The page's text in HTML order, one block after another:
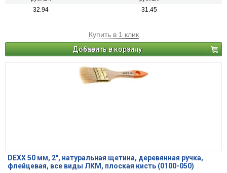
32.94 31.45
Купить в 1 клик
Добавить в корзину
DEXX 50 мм, 2″, натуральная щетина, деревянная ручка,
флейцевая, все виды ЛКМ, плоская кисть (0100-050)